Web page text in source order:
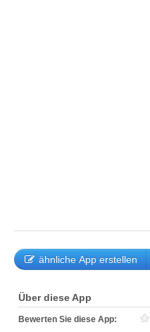
ähnliche App erstellen
Über diese App
Bewerten Sie diese App: